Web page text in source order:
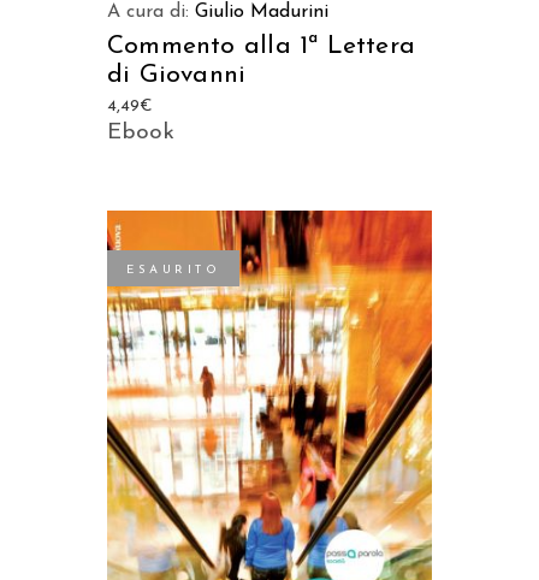
A cura di: Giulio Madurini
Commento alla 1ª Lettera
di Giovanni
4,49€
Ebook
ESAURITO
LEGGI TUTTO